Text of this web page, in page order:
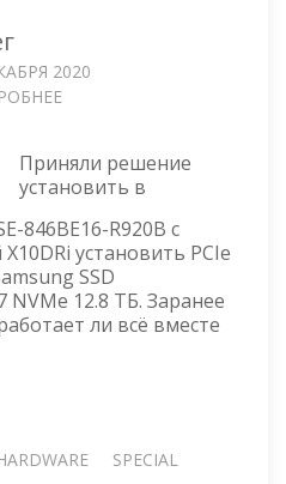
2020
УСТАНОВКА
PCIE
NVME
ДИСКОВ
Приняли решение
установить в
846BE16-R920B с
установить PCIe
SSD
NVMe 12.8 ТБ. Заранее
ли всё вместе
SPECIAL